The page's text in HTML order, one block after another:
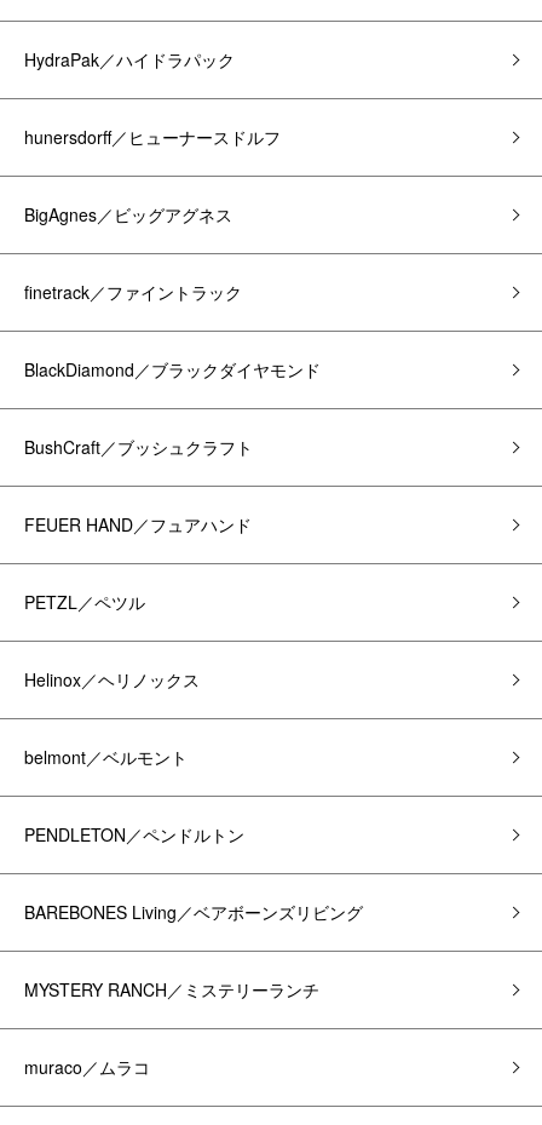
HydraPak／ハイドラパック
hunersdorff／ヒューナースドルフ
BigAgnes／ビッグアグネス
finetrack／ファイントラック
BlackDiamond／ブラックダイヤモンド
BushCraft／ブッシュクラフト
FEUER HAND／フュアハンド
PETZL／ペツル
Helinox／ヘリノックス
belmont／ベルモント
PENDLETON／ペンドルトン
BAREBONES Living／ベアボーンズリビング
MYSTERY RANCH／ミステリーランチ
muraco／ムラコ